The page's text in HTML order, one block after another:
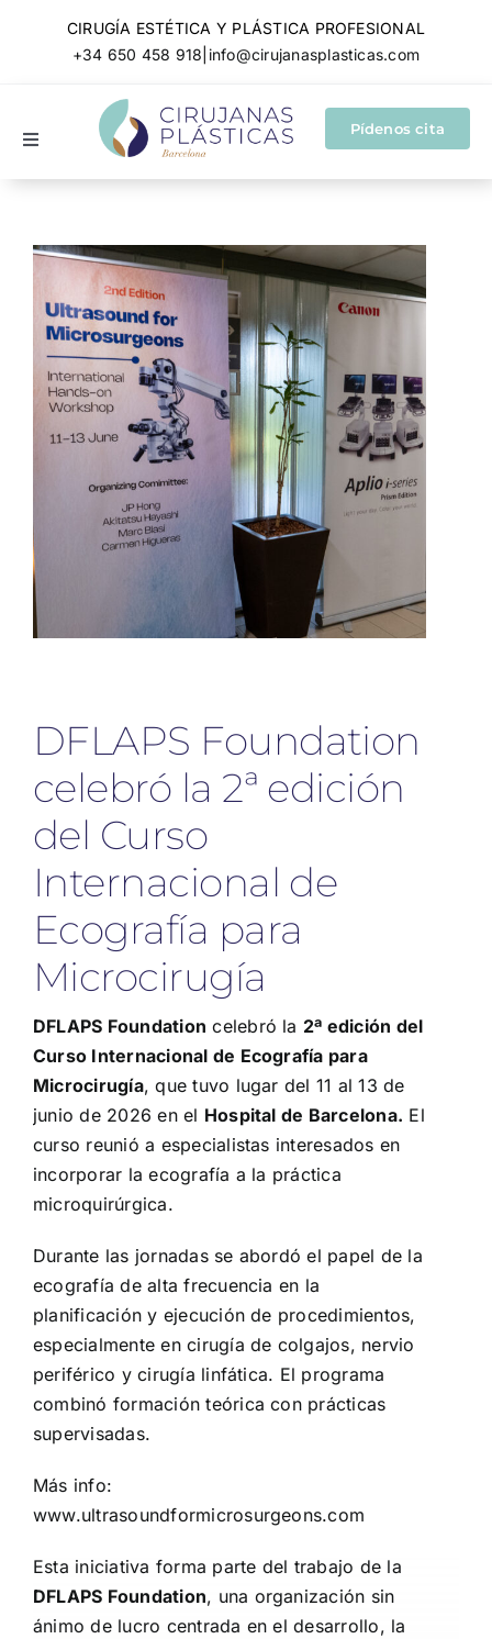
CIRUGÍA ESTÉTICA Y PLÁSTICA PROFESIONAL
+34 650 458 918 info@cirujanasplasticas.com
Toggle
Cirugía reparadora
Conócenos
Pídenos cita
DFLAPS Foundation
celebró la 2ª edición
del Curso
Internacional de
Ecografía para
Microcirugía
DFLAPS Foundation celebró la 2ª edición del
Curso Internacional de Ecografía para
Microcirugía, que tuvo lugar del 11 al 13 de
junio de 2026 en el Hospital de Barcelona. El
curso reunió a especialistas interesados en
incorporar la ecografía a la práctica
microquirúrgica.
Durante las jornadas se abordó el papel de la
ecografía de alta frecuencia en la
planificación y ejecución de procedimientos,
especialmente en cirugía de colgajos, nervio
periférico y cirugía linfática. El programa
combinó formación teórica con prácticas
supervisadas.
Más info:
www.ultrasoundformicrosurgeons.com
Esta iniciativa forma parte del trabajo de la
DFLAPS Foundation, una organización sin
ánimo de lucro centrada en el desarrollo, la